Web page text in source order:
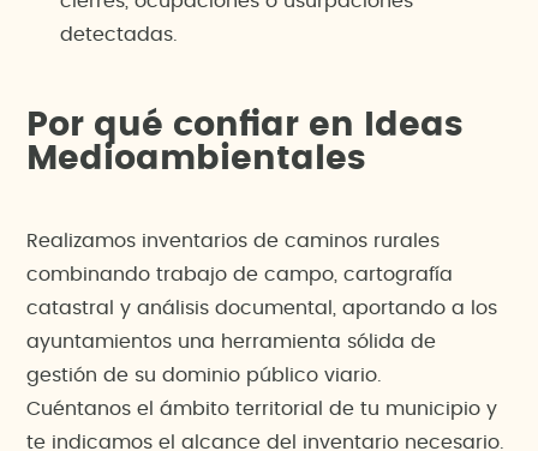
detectadas.
Por qué confiar en Ideas
Medioambientales
Realizamos inventarios de caminos rurales
combinando trabajo de campo, cartografía
catastral y análisis documental, aportando a los
ayuntamientos una herramienta sólida de
gestión de su dominio público viario.
Cuéntanos el ámbito territorial de tu municipio y
te indicamos el alcance del inventario necesario.